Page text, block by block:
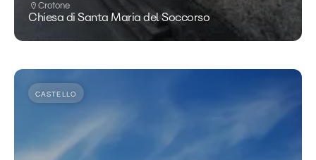
Crotone
Chiesa di Santa Maria del Soccorso
CASTELLO